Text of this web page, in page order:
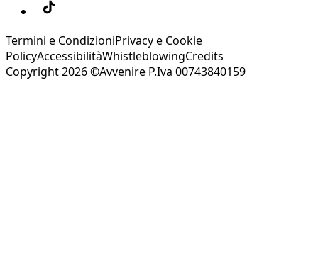
Termini e CondizioniPrivacy e Cookie
PolicyAccessibilitàWhistleblowingCredits
Copyright 2026 ©Avvenire P.Iva 00743840159